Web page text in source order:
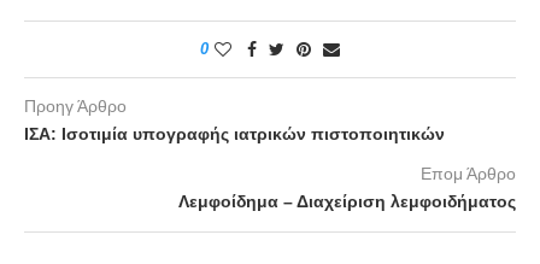
0
Προηγ Άρθρο
ΙΣΑ: Ισοτιμία υπογραφής ιατρικών πιστοποιητικών
Επομ Άρθρο
Λεμφοίδημα – Διαχείριση λεμφοιδήματος